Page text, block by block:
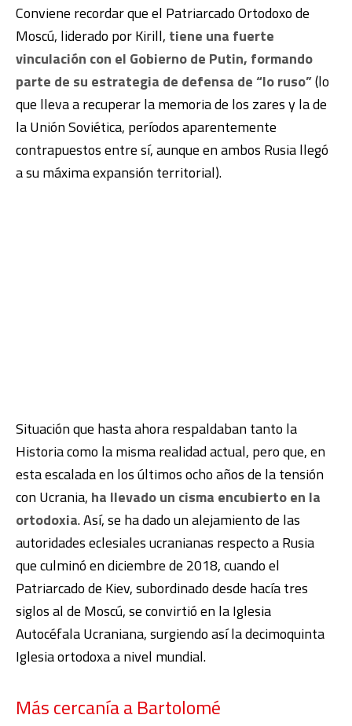
Conviene recordar que el Patriarcado Ortodoxo de
Moscú, liderado por Kirill, tiene una fuerte
vinculación con el Gobierno de Putin, formando
parte de su estrategia de defensa de “lo ruso”(lo
que lleva a recuperar la memoria de los zares y la de
la Unión Soviética, períodos aparentemente
contrapuestos entre sí, aunque en ambos Rusia llegó
a su máxima expansión territorial).
Situación que hasta ahora respaldaban tanto la
Historia como la misma realidad actual, pero que, en
esta escalada en los últimos ocho años de la tensión
con Ucrania, ha llevado un cisma encubierto en la
ortodoxia. Así, se ha dado un alejamiento de las
autoridades eclesiales ucranianas respecto a Rusia
que culminó en diciembre de 2018, cuando el
Patriarcado de Kiev, subordinado desde hacía tres
siglos al de Moscú, se convirtió en la Iglesia
Autocéfala Ucraniana, surgiendo así la decimoquinta
Iglesia ortodoxa a nivel mundial.
Más cercanía a Bartolomé